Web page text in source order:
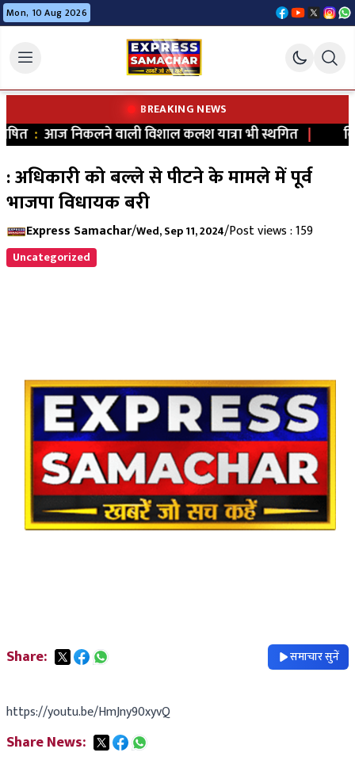
Mon, 10 Aug 2026
BREAKING NEWS
:आज निकलने वाली विशाल कलश यात्रा भी स्थगित |
: अधिकारी को बल्ले से पीटने के मामले में पूर्व
भाजपा विधायक बरी
Express Samachar/Wed, Sep 11, 2024/Post views : 159
Uncategorized
Share: समाचार सुनें
https://youtu.be/HmJny90xyvQ
Share News: